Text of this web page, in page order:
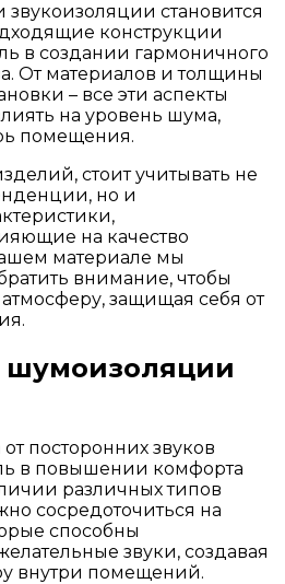
становится
конструкции
в создании гармоничного
От материалов и толщины
– все эти аспекты
на уровень шума,
помещения.
стоит учитывать не
но и
на качество
материале мы
внимание, чтобы
защищая себя от
шумоизоляции
посторонних звуков
в повышении комфорта
различных типов
сосредоточиться на
способны
звуки, создавая
внутри помещений.